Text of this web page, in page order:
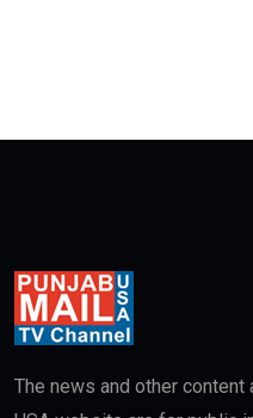
The news and other content